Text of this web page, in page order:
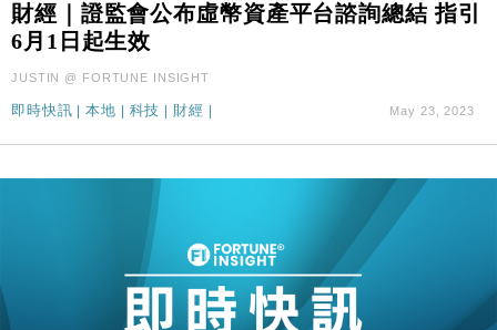
財經｜證監會公布虛幣資產平台諮詢總結 指引
6月1日起生效
JUSTIN @ FORTUNE INSIGHT
即時快訊 |本地 科技 財經 May 23, 2023